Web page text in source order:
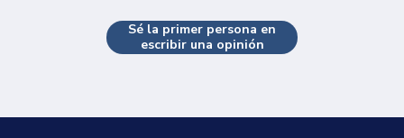
Sé la primer persona en
escribir una opinión